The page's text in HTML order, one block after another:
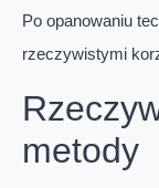
Po opanowaniu
rzeczywistymi
metody